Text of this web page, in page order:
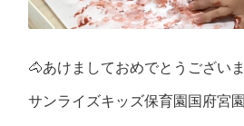
🐴あけましておめでとうござい
サンライズキッズ保育園国府宮